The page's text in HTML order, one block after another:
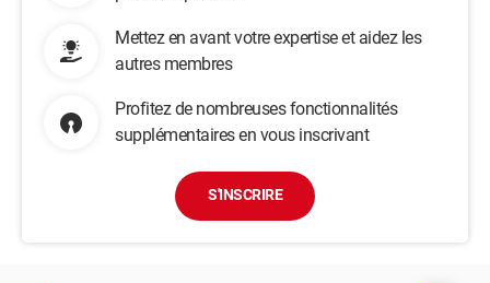
Mettez en avant votre expertise et aidez les
autres membres
Profitez de nombreuses fonctionnalités
supplémentaires en vous inscrivant
S'INSCRIRE